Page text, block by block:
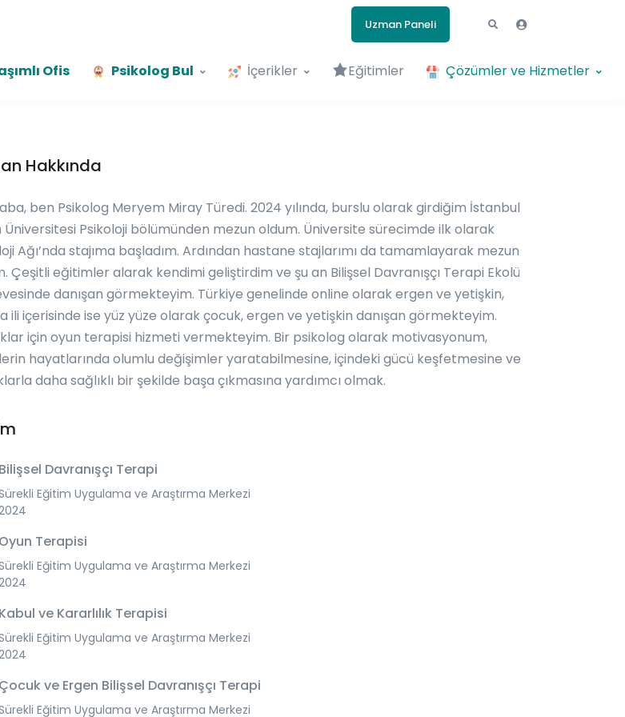
Uzman Paneli
Ofis Psikolog Bul İçerikler Eğitimler Çözümler ve Hizmetler
Hakkında
ben Psikolog Meryem Miray Türedi. 2024 yılında, burslu olarak girdiğim İstanbul
Üniversitesi Psikoloji bölümünden mezun oldum. Üniversite sürecimde ilk olarak
Ağı’nda stajıma başladım. Ardından hastane stajlarımı da tamamlayarak mezun
Çeşitli eğitimler alarak kendimi geliştirdim ve şu an Bilişsel Davranışçı Terapi Ekolü
danışan görmekteyim. Türkiye genelinde online olarak ergen ve yetişkin,
ili içerisinde ise yüz yüze olarak çocuk, ergen ve yetişkin danışan görmekteyim.
için oyun terapisi hizmeti vermekteyim. Bir psikolog olarak motivasyonum,
hayatlarında olumlu değişimler yaratabilmesine, içindeki gücü keşfetmesine ve
daha sağlıklı bir şekilde başa çıkmasına yardımcı olmak.
Bilişsel Davranışçı Terapi
Eğitim Uygulama ve Araştırma Merkezi
Oyun Terapisi
Eğitim Uygulama ve Araştırma Merkezi
Kabul ve Kararlılık Terapisi
Eğitim Uygulama ve Araştırma Merkezi
Çocuk ve Ergen Bilişsel Davranışçı Terapi
Eğitim Uygulama ve Araştırma Merkezi